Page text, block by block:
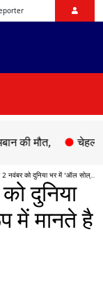
●चेहल्लुम पर
2 नवंबर को दुनिया भर में 'ऑल सोल्...
दुनिया
में मानते है